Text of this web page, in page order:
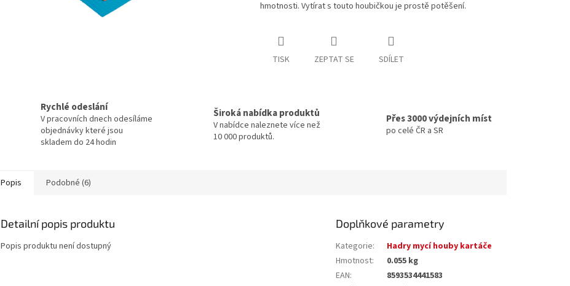
hmotnosti. Vytírat s touto houbičkou je prostě potěšení.
TISK ZEPTAT SE SDÍLET
Rychlé odeslání
V pracovních dnech odesíláme
objednávky které jsou
skladem do 24 hodin
Široká nabídka produktů
V nabídce naleznete více než
10 000 produktů.
Přes 3000 výdejních míst
po celé ČR a SR
Popis Podobné (6)
Detailní popis produktu
Popis produktu není dostupný
Doplňkové parametry
Kategorie:
Hadry mycí houby kartáče
Hmotnost:
0.055 kg
EAN:
8593534441583